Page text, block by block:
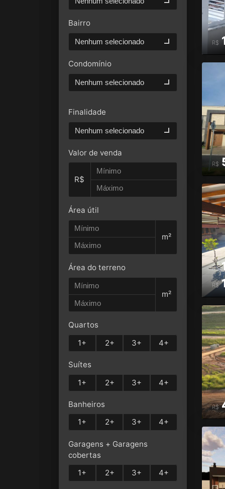
Bairro
Nenhum selecionado
Condomínio
Nenhum selecionado
Finalidade
Nenhum selecionado
Valor de venda
R$
Área útil
m²
Área do terreno
m²
Quartos
1+
2+ 3+ 4+
Suítes
1+
2+ 3+ 4+
Banheiros
1+
2+ 3+ 4+
Garagens + Garagens
cobertas
1+
2+ 3+ 4+
R$
R$
R$
R$
R$